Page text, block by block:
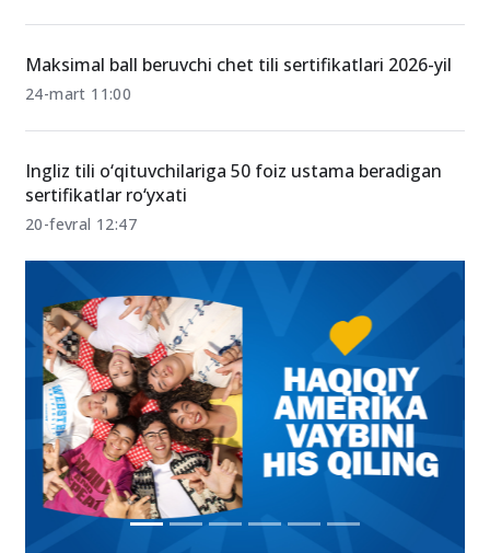
Maksimal ball beruvchi chet tili sertifikatlari 2026-yil
24-mart 11:00
Ingliz tili o‘qituvchilariga 50 foiz ustama beradigan
sertifikatlar ro‘yxati
20-fevral 12:47